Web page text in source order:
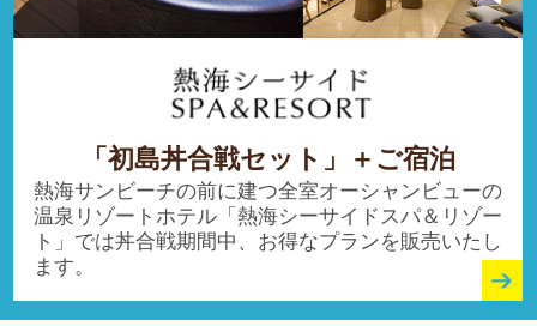
「初島丼合戦セット」＋ご宿泊
熱海サンビーチの前に建つ全室オーシャンビューの
温泉リゾートホテル「熱海シーサイドスパ＆リゾー
ト」では丼合戦期間中、お得なプランを販売いたし
ます。